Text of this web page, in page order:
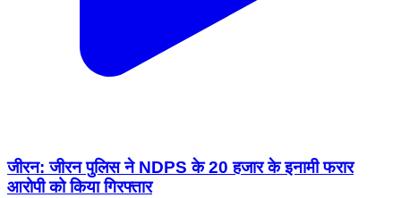
जीरन: जीरन पुलिस ने NDPS के 20 हजार के इनामी फरार
आरोपी को किया गिरफ्तार